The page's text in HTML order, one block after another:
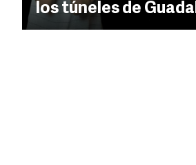
los túneles de